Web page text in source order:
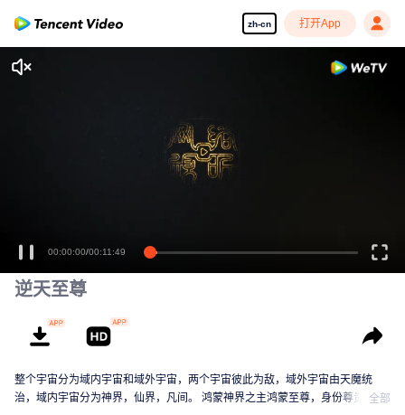
zh-cn 打开App
逆天至尊
整个宇宙分为域内宇宙和域外宇宙，两个宇宙彼此为敌，域外宇宙由天魔统
治，域内宇宙分为神界，仙界，凡间。 鸿蒙神界之主鸿蒙至尊，身份尊贵，属
全部